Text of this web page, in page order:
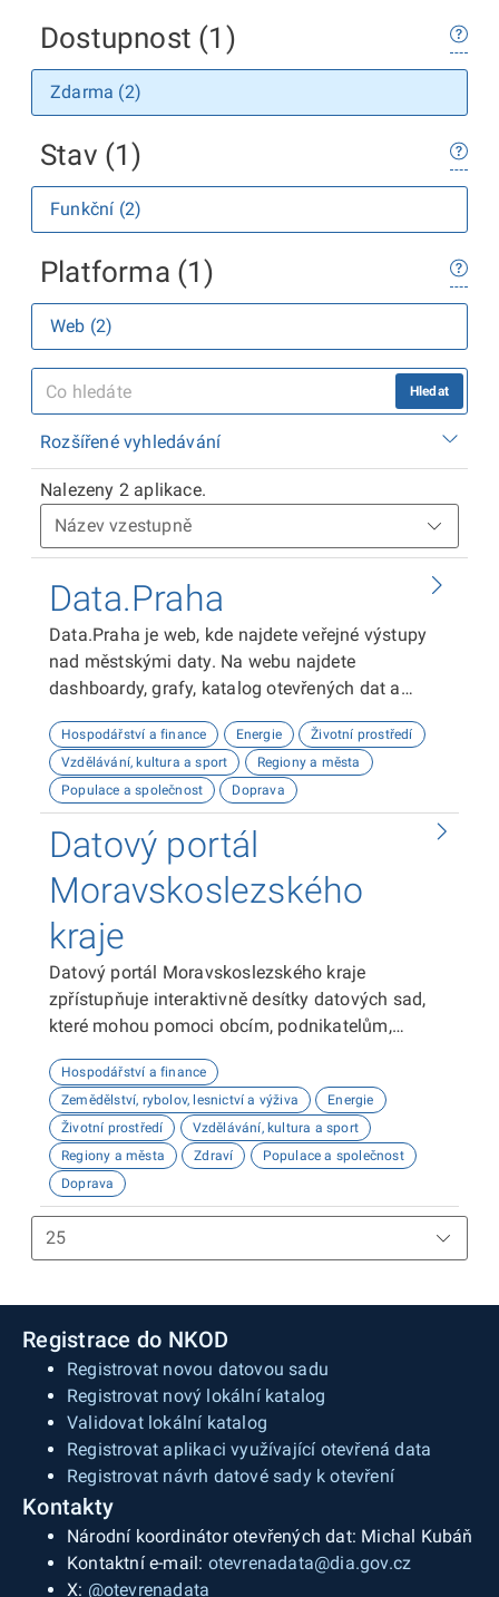
Dostupnost (1)
Zdarma (2)
Stav (1)
Funkční (2)
Platforma (1)
Web (2)
Hledat
Rozšířené vyhledávání
Nalezeny 2 aplikace.
Data.Praha
Data.Praha je web, kde najdete veřejné výstupy
nad městskými daty. Na webu najdete
dashboardy, grafy, katalog otevřených dat a
umožní analyzovat a vizualizovat data o Praze.
Doufáme, že vám naše platforma bude užitečná!
Hospodářství a finance Energie
Životní prostředí
Vzdělávání, kultura a sport
Regiony a města
Populace a společnost
Doprava
Datový portál
Moravskoslezského
kraje
Datový portál Moravskoslezského kraje
zpřístupňuje interaktivně desítky datových sad,
které mohou pomoci obcím, podnikatelům,
plánovat, inovovat a poznávat náš kraj. Uživatelé
zde najdou informace o demografii, dopravě,
školství, životním prostředí, kultuře nebo třeba
potenciálu pro fotovoltaiku.
Hospodářství a finance
Zemědělství, rybolov, lesnictví a výživa
Energie
Životní prostředí
Vzdělávání, kultura a sport
Regiony a města
Zdraví
Populace a společnost
Doprava
Registrace do NKOD
Registrovat novou datovou sadu
Registrovat nový lokální katalog
Validovat lokální katalog
Registrovat aplikaci využívající otevřená data
Registrovat návrh datové sady k otevření
Kontakty
Národní koordinátor otevřených dat: Michal Kubáň
Kontaktní e-mail: otevrenadata@dia.gov.cz
X: @otevrenadata